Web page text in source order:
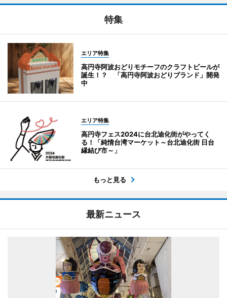
特集
エリア特集
高円寺阿波おどりモチーフのクラフトビールが
誕生！？ 「高円寺阿波おどりブランド」開発
中
エリア特集
高円寺フェス2024に台北迪化街がやってく
る！「純情台湾マーケット～台北迪化街 日台
縁結び市～」
もっと見る
最新ニュース